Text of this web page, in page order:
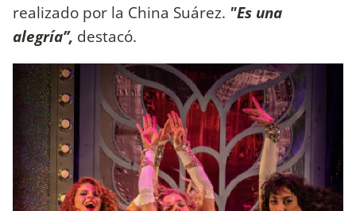
realizado por la China Suárez. "Es una
alegría’’, destacó.